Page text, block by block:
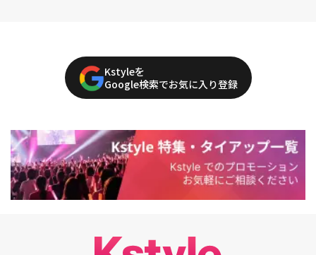
Kstyleを
Google検索でお気に入り登録